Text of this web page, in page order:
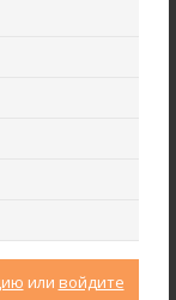
или войдите